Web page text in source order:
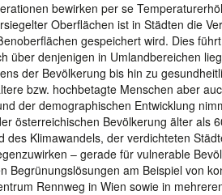
bewirken per se
Oberflächen ist in Städten die
gespeichert wird. Dies
über denjenigen in Umlandbereichen
der Bevölkerung bis hin zu
bzw. hochbetagte Menschen aber
der demographischen Entwicklung
österreichischen Bevölkerung älter als
des Klimawandels, der verdichteten
– gerade für vulnerable
Begrünungslösungen am Beispiel von
Rennweg in Wien sowie in